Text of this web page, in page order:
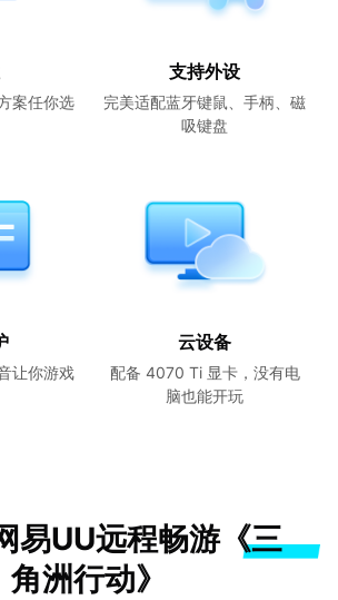
案任你选
支持外设
完美适配蓝牙键鼠、手柄、磁
吸键盘
让你游戏
云设备
配备 4070 Ti 显卡，没有电
脑也能开玩
易UU远程畅游《三
角洲行动》